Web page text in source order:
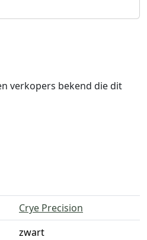
verkopers bekend die dit
Crye Precision
zwart